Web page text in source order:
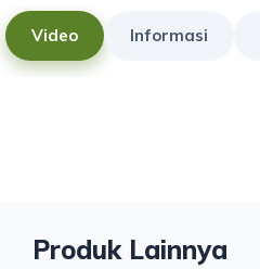
Video Informasi
Produk Lainnya